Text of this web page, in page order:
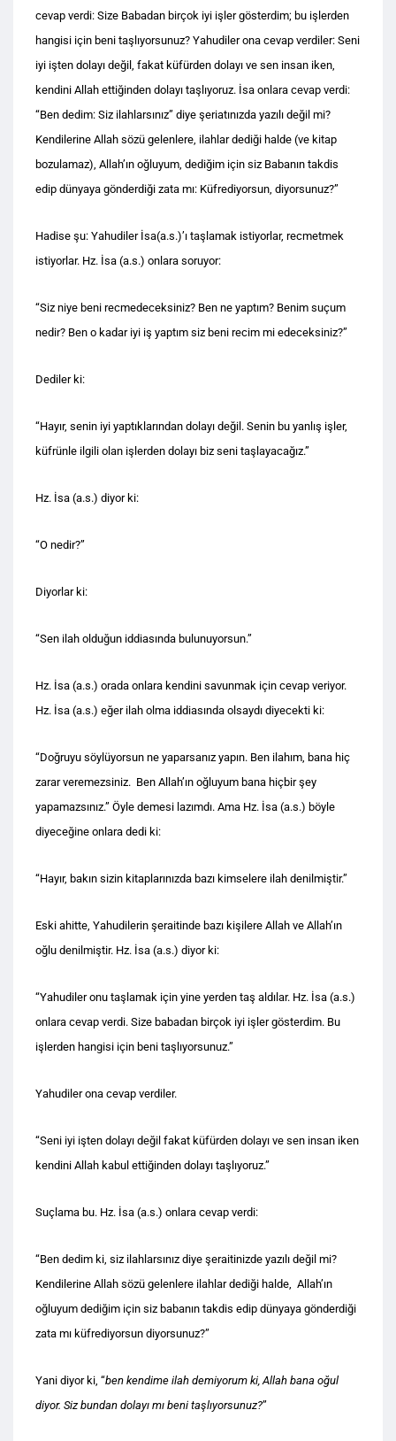
cevap verdi: Size Babadan birçok iyi işler gösterdim; bu işlerden
hangisi için beni taşlıyorsunuz? Yahudiler ona cevap verdiler: Seni
iyi işten dolayı değil, fakat küfürden dolayı ve sen insan iken,
kendini Allah ettiğinden dolayı taşlıyoruz. İsa onlara cevap verdi:
“Ben dedim: Siz ilahlarsınız” diye şeriatınızda yazılı değil mi?
Kendilerine Allah sözü gelenlere, ilahlar dediği halde (ve kitap
bozulamaz), Allah’ın oğluyum, dediğim için siz Babanın takdis
edip dünyaya gönderdiği zata mı: Küfrediyorsun, diyorsunuz?”
Hadise şu: Yahudiler İsa(a.s.)’ı taşlamak istiyorlar, recmetmek
istiyorlar. Hz. İsa (a.s.) onlara soruyor:
“Siz niye beni recmedeceksiniz? Ben ne yaptım? Benim suçum
nedir? Ben o kadar iyi iş yaptım siz beni recim mi edeceksiniz?”
Dediler ki:
“Hayır, senin iyi yaptıklarından dolayı değil. Senin bu yanlış işler,
küfrünle ilgili olan işlerden dolayı biz seni taşlayacağız.”
Hz. İsa (a.s.) diyor ki:
“O nedir?”
Diyorlar ki:
“Sen ilah olduğun iddiasında bulunuyorsun.”
Hz. İsa (a.s.) orada onlara kendini savunmak için cevap veriyor.
Hz. İsa (a.s.) eğer ilah olma iddiasında olsaydı diyecekti ki:
“Doğruyu söylüyorsun ne yaparsanız yapın. Ben ilahım, bana hiç
zarar veremezsiniz. Ben Allah’ın oğluyum bana hiçbir şey
yapamazsınız.” Öyle demesi lazımdı. Ama Hz. İsa (a.s.) böyle
diyeceğine onlara dedi ki:
“Hayır, bakın sizin kitaplarınızda bazı kimselere ilah denilmiştir.”
Eski ahitte, Yahudilerin şeraitinde bazı kişilere Allah ve Allah’ın
oğlu denilmiştir. Hz. İsa (a.s.) diyor ki:
“Yahudiler onu taşlamak için yine yerden taş aldılar. Hz. İsa (a.s.)
onlara cevap verdi. Size babadan birçok iyi işler gösterdim. Bu
işlerden hangisi için beni taşlıyorsunuz.”
Yahudiler ona cevap verdiler.
“Seni iyi işten dolayı değil fakat küfürden dolayı ve sen insan iken
kendini Allah kabul ettiğinden dolayı taşlıyoruz.”
Suçlama bu. Hz. İsa (a.s.) onlara cevap verdi:
“Ben dedim ki, siz ilahlarsınız diye şeraitinizde yazılı değil mi?
Kendilerine Allah sözü gelenlere ilahlar dediği halde, Allah’ın
oğluyum dediğim için siz babanın takdis edip dünyaya gönderdiği
zata mı küfrediyorsun diyorsunuz?”
Yani diyor ki, “ben kendime ilah demiyorum ki, Allah bana oğul
diyor. Siz bundan dolayı mı beni taşlıyorsunuz?”